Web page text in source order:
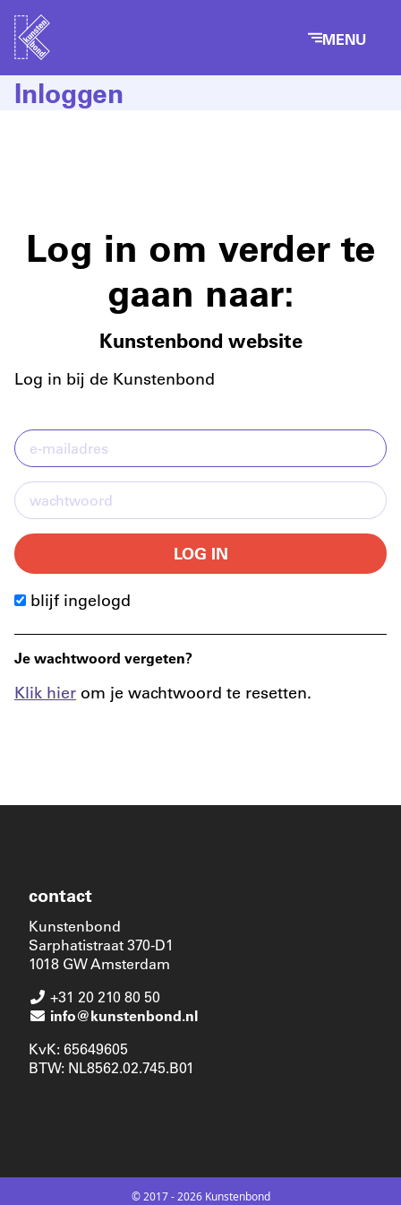
MENU
Inloggen
Log in om verder te
gaan naar:
Kunstenbond website
Log in bij de Kunstenbond
LOG IN
blijf ingelogd
Je wachtwoord vergeten?
Klik hier om je wachtwoord te resetten.
contact
Kunstenbond
Sarphatistraat 370-D1
1018 GW Amsterdam
+31 20 210 80 50
info@kunstenbond.nl
KvK: 65649605
BTW: NL8562.02.745.B01
© 2017 - 2026 Kunstenbond